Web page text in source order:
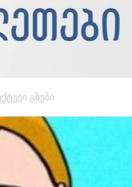
გზები